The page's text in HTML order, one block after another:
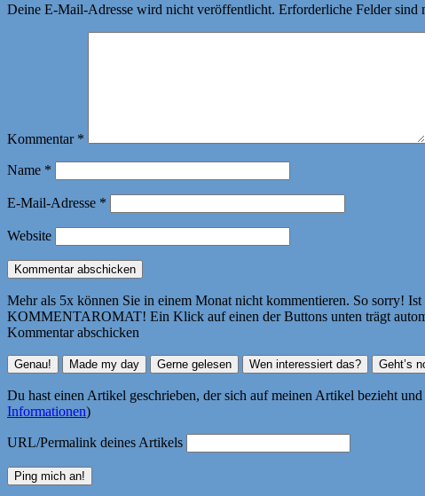
Deine E-Mail-Adresse wird nicht veröffentlicht. Erforderliche Felder sind
Kommentar *
Name *
E-Mail-Adresse *
Website
Mehr als 5x können Sie in einem Monat nicht kommentieren. So sorry!
KOMMENTAROMAT! Ein Klick auf einen der Buttons unten trägt
Kommentar abschicken
Du hast einen Artikel geschrieben, der sich auf meinen Artikel bezieht
Informationen)
URL/Permalink deines Artikels